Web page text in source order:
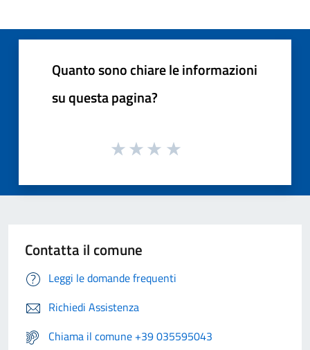
Quanto sono chiare le informazioni
su questa pagina?
Contatta il comune
Leggi le domande frequenti
Richiedi Assistenza
Chiama il comune +39 035595043